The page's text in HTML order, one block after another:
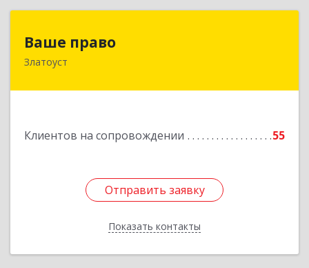
Ваше право
Златоуст
Клиентов на сопровождении 55
Отправить заявку
Показать контакты
Отправить заявку
Назад